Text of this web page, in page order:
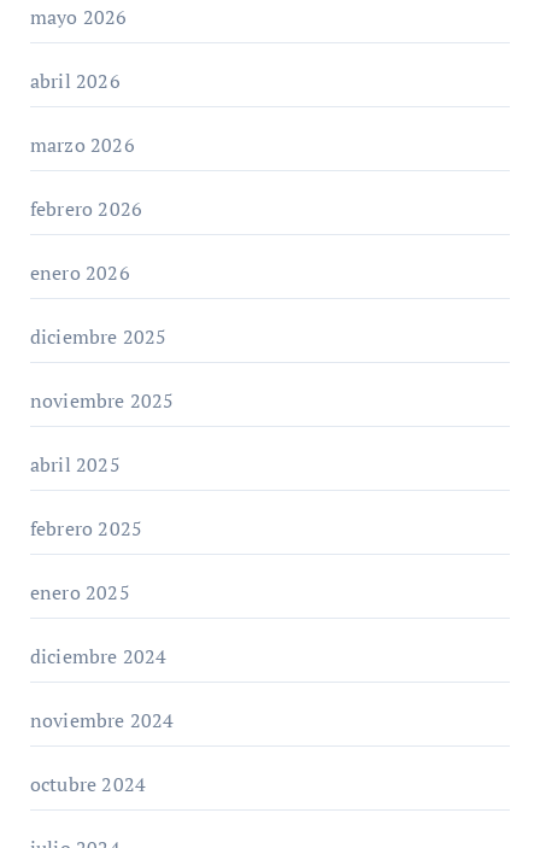
mayo 2026
abril 2026
marzo 2026
febrero 2026
enero 2026
diciembre 2025
noviembre 2025
abril 2025
febrero 2025
enero 2025
diciembre 2024
noviembre 2024
octubre 2024